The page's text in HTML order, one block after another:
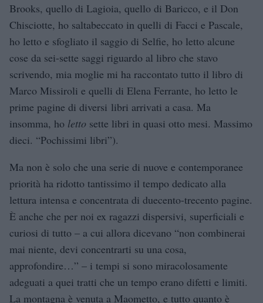
Brooks, quello di Lagioia, quello di Baricco, e il Don
Chisciotte, ho saltabeccato in quelli di Facci e Pascale,
ho letto e sfogliato il saggio di Selfie, ho letto alcune
cose da sei-sette saggi riguardo al libro che stavo
scrivendo, mia moglie mi ha raccontato tutto il libro di
Marco Missiroli e quelli di Elena Ferrante, ho letto le
prime pagine di diversi libri arrivati a casa. Ma
insomma, ho letto sette libri in quasi otto mesi. Massimo
dieci. “Pochissimi libri”).
Ma non è solo che una serie di nuove e contemporanee
priorità ha ridotto tantissimo il tempo dedicato alla
lettura intensa e concentrata di duecento-trecento pagine.
È anche che per noi ex ragazzi dispersivi, superficiali e
curiosi di tutto – a cui allora dicevano “non combinerai
mai niente, devi concentrarti su una cosa,
approfondire…” – i tempi si sono miracolosamente
adeguati a quei tratti che un tempo erano difetti e limiti.
La montagna è venuta a Maometto, e tutto quanto è